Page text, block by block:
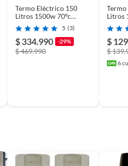
Termo Eléctrico 150
Litros 1500w 70°c
PRIMATERM
5 (3)
$ 334.990 -29%
$ 469.990
Litros
$
$
6